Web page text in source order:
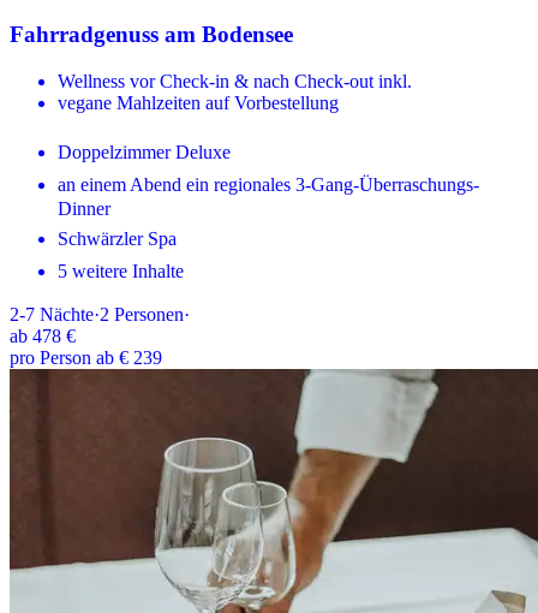
Fahrradgenuss am Bodensee
Wellness vor Check-in & nach Check-out inkl.
vegane Mahlzeiten auf Vorbestellung
Doppelzimmer Deluxe
an einem Abend ein regionales 3-Gang-Überraschungs-
Dinner
Schwärzler Spa
5 weitere Inhalte
2-7 Nächte·2 Personen·
ab 478 €
pro Person ab € 239